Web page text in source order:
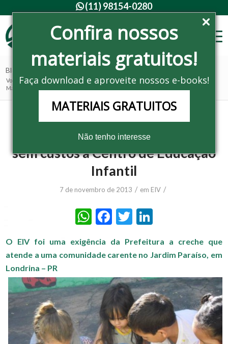
Confira nossos
materiais gratuitos!
Faça download e aproveite nossos e-books!
MATERIAIS GRATUITOS
Não tenho interesse
(11) 98154-0280
Blog - Últimas notícias
Você está aqui: Home / Noticias / EIV /
Master Ambiental entrega EIV sem custos a Centro de Educação Infantil...
Master Ambiental entrega EIV
sem custos a Centro de Educação
Infantil
7 de novembro de 2013 / em EIV /
WhatsApp
Facebook
Twitter
O EIV foi uma exigência da Prefeitura a creche que
atende a uma comunidade carente no Jardim Paraíso, em
Londrina – PR